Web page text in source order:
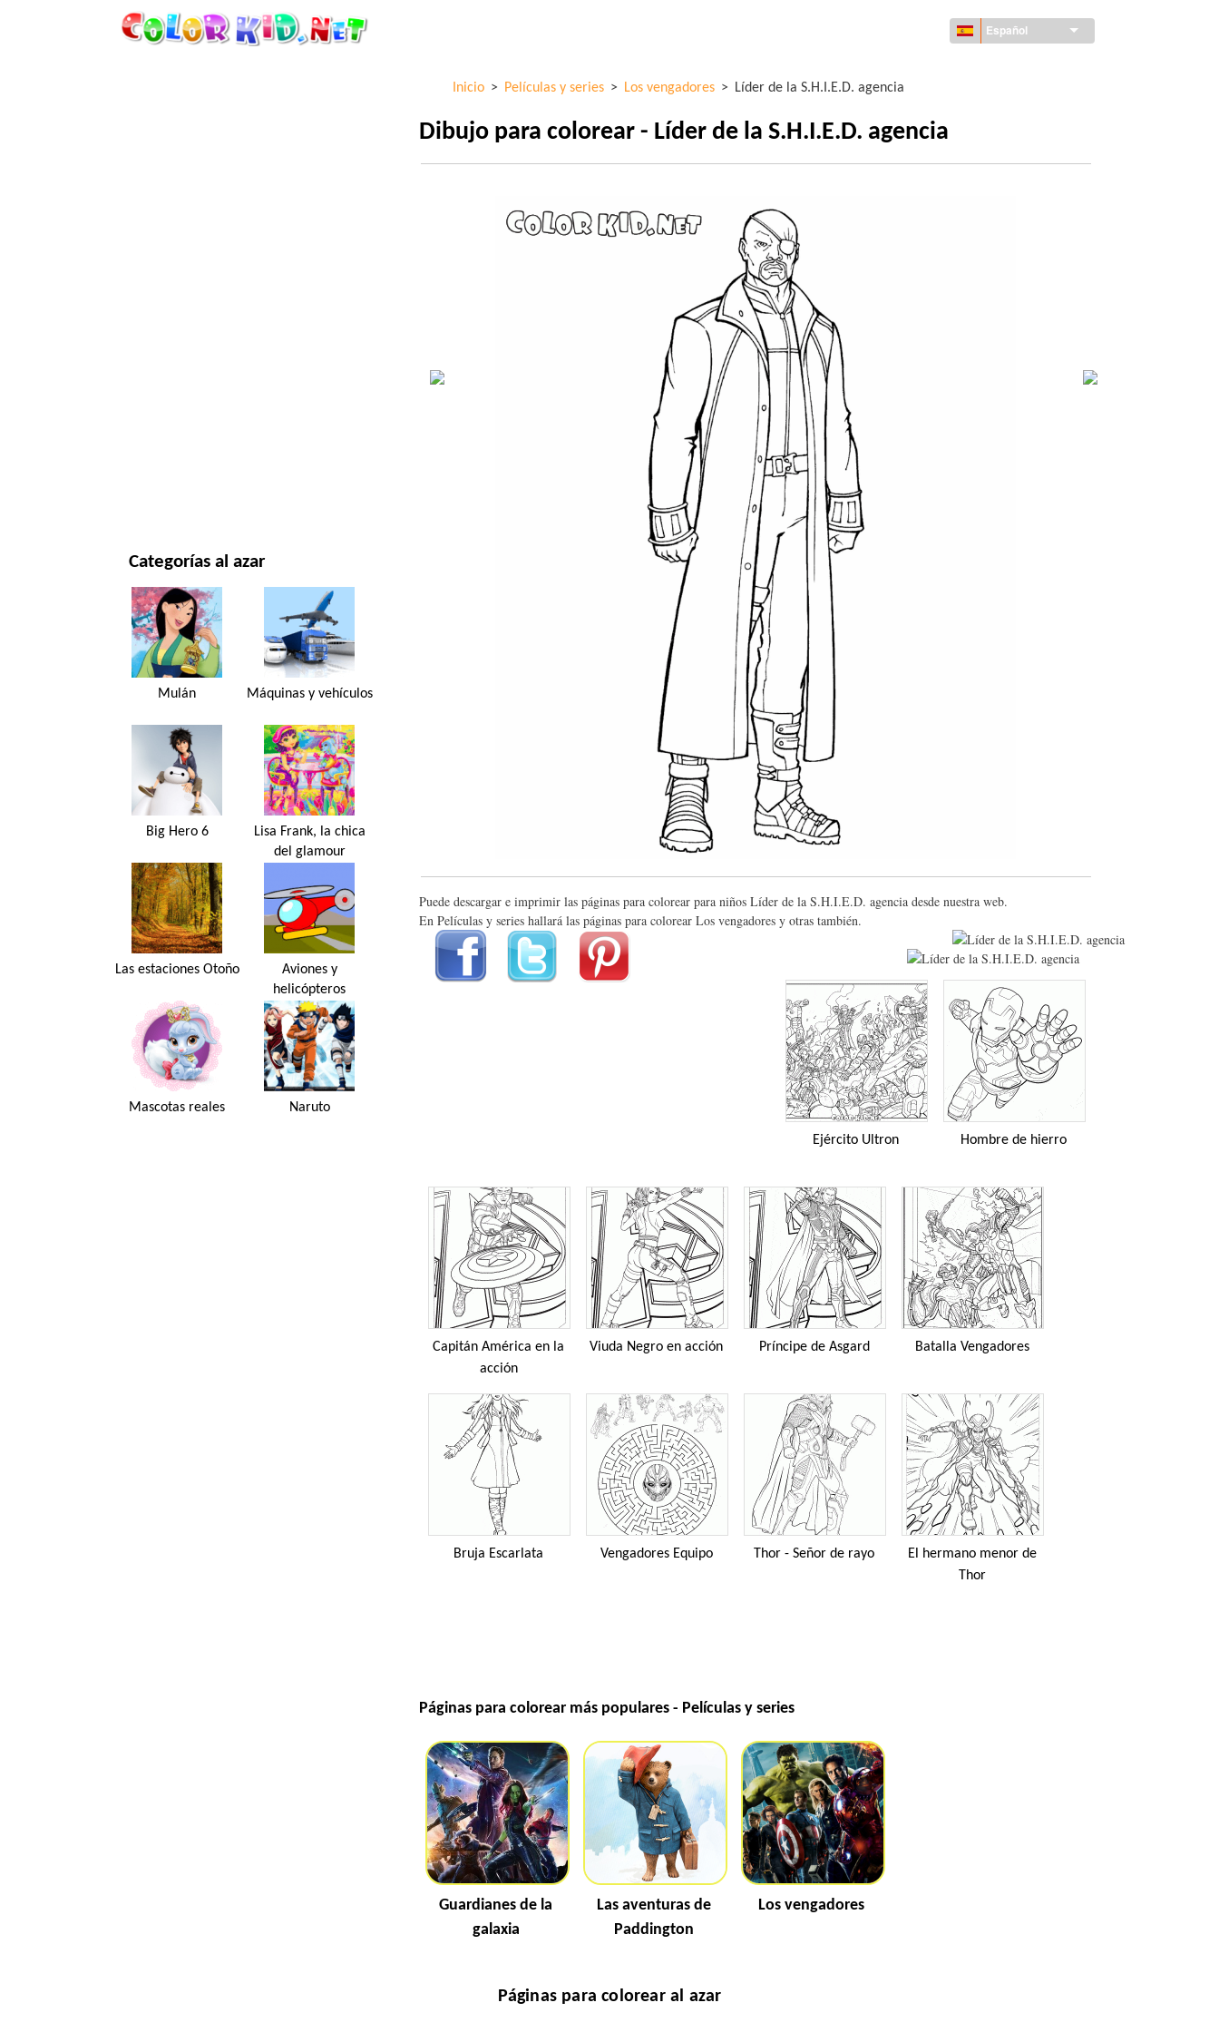
Español
Categorías al azar
Mulán Máquinas y vehículos
Big Hero 6
Lisa Frank, la chica
del glamour
Las estaciones Otoño
Aviones y
helicópteros
Mascotas reales Naruto
Inicio > Películas y series > Los vengadores > Líder de la S.H.I.E.D. agencia
Dibujo para colorear - Líder de la S.H.I.E.D. agencia
Puede descargar e imprimir las páginas para colorear para niños Líder de la S.H.I.E.D. agencia desde nuestra web.
En Películas y series hallará las páginas para colorear Los vengadores y otras también.
Ejército Ultron Hombre de hierro
Capitán América en la
acción
Viuda Negro en acción Príncipe de Asgard Batalla Vengadores
Bruja Escarlata Vengadores Equipo Thor - Señor de rayo
El hermano menor de
Thor
Páginas para colorear más populares - Películas y series
Guardianes de la
galaxia
Las aventuras de
Paddington
Los vengadores
Páginas para colorear al azar